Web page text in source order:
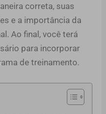
correta, suas
e a importância da
Ao final, você terá
para incorporar
de treinamento.